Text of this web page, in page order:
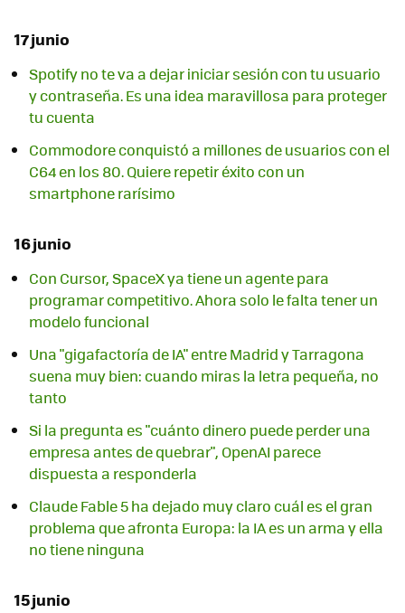
17 junio
Spotify no te va a dejar iniciar sesión con tu usuario
y contraseña. Es una idea maravillosa para proteger
tu cuenta
Commodore conquistó a millones de usuarios con el
C64 en los 80. Quiere repetir éxito con un
smartphone rarísimo
16 junio
Con Cursor, SpaceX ya tiene un agente para
programar competitivo. Ahora solo le falta tener un
modelo funcional
Una "gigafactoría de IA" entre Madrid y Tarragona
suena muy bien: cuando miras la letra pequeña, no
tanto
Si la pregunta es "cuánto dinero puede perder una
empresa antes de quebrar", OpenAI parece
dispuesta a responderla
Claude Fable 5 ha dejado muy claro cuál es el gran
problema que afronta Europa: la IA es un arma y ella
no tiene ninguna
15 junio